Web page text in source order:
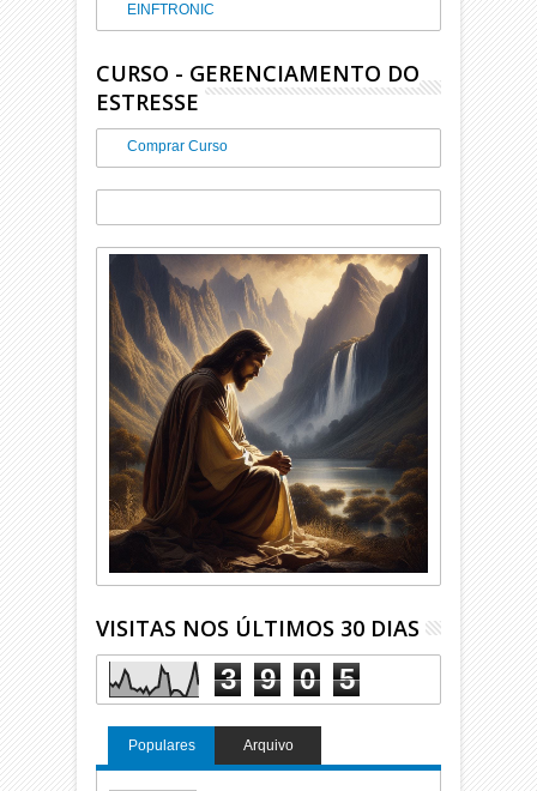
EINFTRONIC
CURSO - GERENCIAMENTO DO
ESTRESSE
Comprar Curso
VISITAS NOS ÚLTIMOS 30 DIAS
3 9 0 5
Populares Arquivo